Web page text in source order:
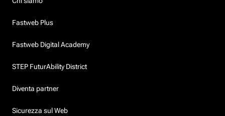
Fastweb Plus
Fastweb Digital Academy
STEP FuturAbility District
Diventa partner
Sicurezza sul Web